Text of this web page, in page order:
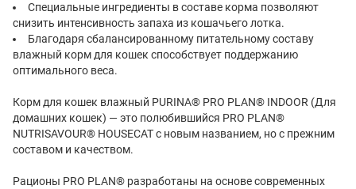
Специальные ингредиенты в составе корма позволяют
снизить интенсивность запаха из кошачьего лотка.
Благодаря сбалансированному питательному составу
влажный корм для кошек способствует поддержанию
оптимального веса.
Корм для кошек влажный PURINA® PRO PLAN® INDOOR (Для
домашних кошек) — это полюбившийся PRO PLAN®
NUTRISAVOUR® HOUSECAT с новым названием, но с прежним
составом и качеством.
Рационы PRO PLAN® разработаны на основе современных